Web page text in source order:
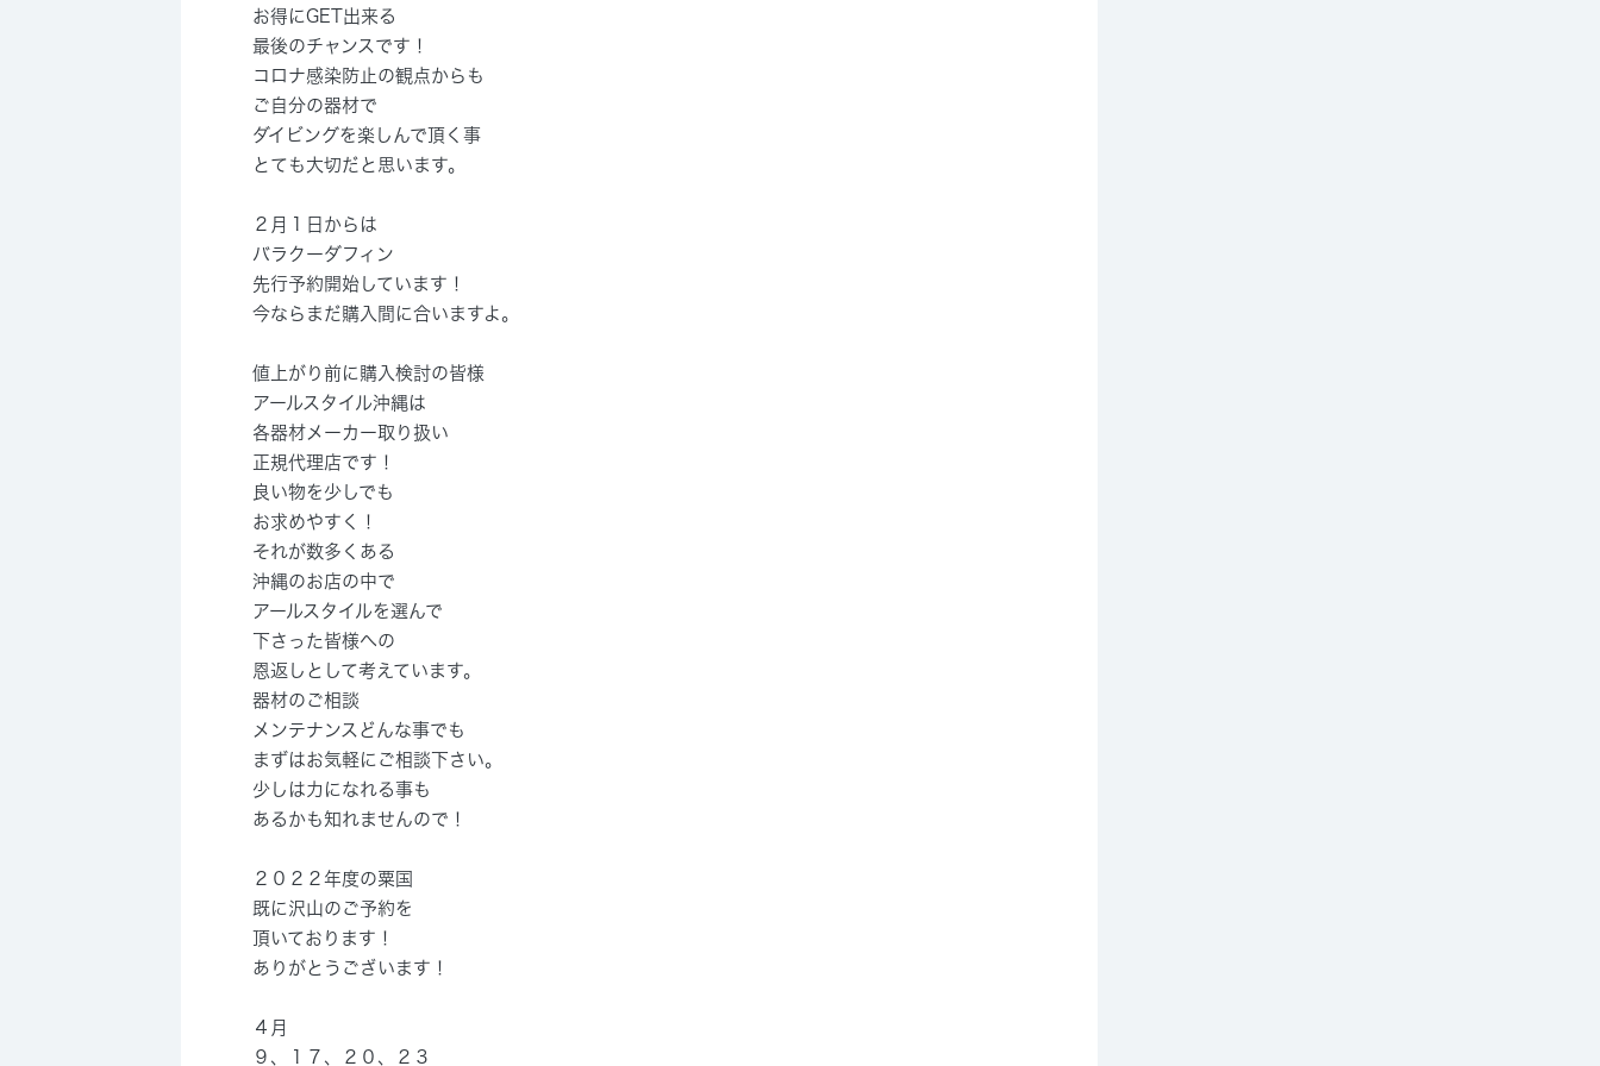
お得にGET出来る
最後のチャンスです！
コロナ感染防止の観点からも
ご自分の器材で
ダイビングを楽しんで頂く事
とても大切だと思います。
２月１日からは
バラクーダフィン
先行予約開始しています！
今ならまだ購入間に合いますよ。
値上がり前に購入検討の皆様
アールスタイル沖縄は
各器材メーカー取り扱い
正規代理店です！
良い物を少しでも
お求めやすく！
それが数多くある
沖縄のお店の中で
アールスタイルを選んで
下さった皆様への
恩返しとして考えています。
器材のご相談
メンテナンスどんな事でも
まずはお気軽にご相談下さい。
少しは力になれる事も
あるかも知れませんので！
２０２２年度の粟国
既に沢山のご予約を
頂いております！
ありがとうございます！
４月
９、１７、２０、２３